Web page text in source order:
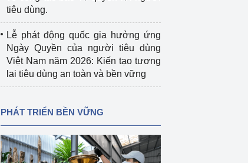
tiêu dùng.
Lễ phát động quốc gia hưởng ứng
Ngày Quyền của người tiêu dùng
Việt Nam năm 2026: Kiến tạo tương
lai tiêu dùng an toàn và bền vững
PHÁT TRIỂN BỀN VỮNG